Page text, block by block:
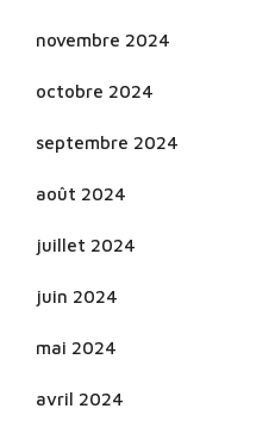
novembre 2024
octobre 2024
septembre 2024
août 2024
juillet 2024
juin 2024
mai 2024
avril 2024